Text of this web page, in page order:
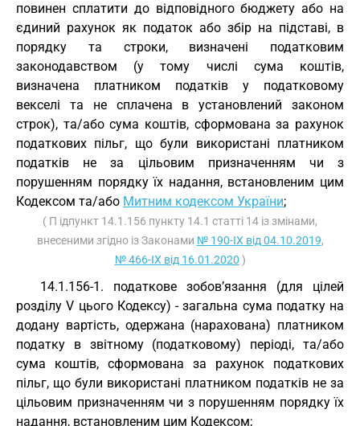
повинен сплатити до відповідного бюджету або на
єдиний рахунок як податок або збір на підставі, в
порядку та строки, визначені податковим
законодавством (у тому числі сума коштів,
визначена платником податків у податковому
векселі та не сплачена в установлений законом
строк), та/або сума коштів, сформована за рахунок
податкових пільг, що були використані платником
податків не за цільовим призначенням чи з
порушенням порядку їх надання, встановленим цим
Кодексом та/або Митним кодексом України;
( П ідпункт 14.1.156 пункту 14.1 статті 14 із змінами,
внесеними згідно із Законами № 190-IX від 04.10.2019,
№ 466-IX від 16.01.2020 )
14.1.156-1. податкове зобов’язання (для цілей
розділу V цього Кодексу) - загальна сума податку на
додану вартість, одержана (нарахована) платником
податку в звітному (податковому) періоді, та/або
сума коштів, сформована за рахунок податкових
пільг, що були використані платником податків не за
цільовим призначенням чи з порушенням порядку їх
надання, встановленим цим Кодексом;